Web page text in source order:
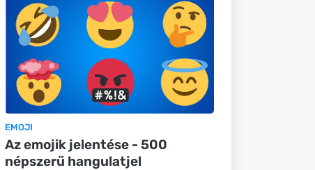
EMOJI
Az emojik jelentése - 500
népszerű hangulatjel